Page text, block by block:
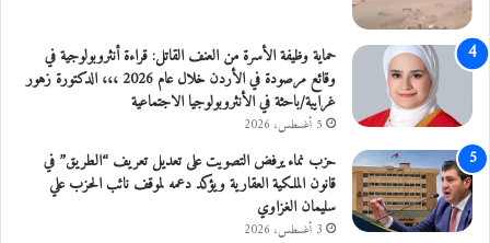
ت
ح
ا
ا
ش
ر
ة
حماية وظيفة الأسرة من العنف القاتل: قراءة أنثروبولوجية في
وقائع مرصودة في الأردن خلال عام 2026 ،،، الدكتورة زهور
غرايبة/باحثة في الأنثروبولوجيا الاجتماعية
5 أغسطس، 2026
حزب نماء يرفض التصويت على تعديل تعريف “الطريق” في
قانون الملكية العقارية ويؤكد دعمه لموقف نائب الحزب علي
سليمان الغزاوي
3 أغسطس، 2026